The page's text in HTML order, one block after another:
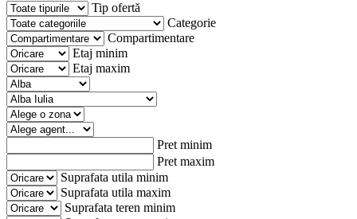
Tip ofertă
Categorie
Compartimentare
Etaj minim
Etaj maxim
Pret minim
Pret maxim
Suprafata utila minim
Suprafata utila maxim
Suprafata teren minim